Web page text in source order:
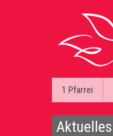
1 Pfarrei
Aktuelles